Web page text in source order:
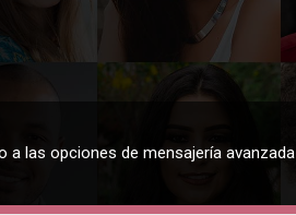
a las opciones de mensajería avanzada